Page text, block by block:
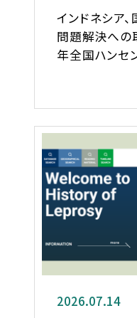
インドネシア
問題解決へ
年全国ハン
2026.07.14